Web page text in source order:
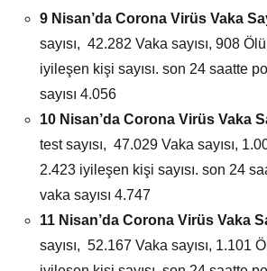
9 Nisan’da Corona Virüs Vaka
sayısı, 42.282 Vaka sayısı, 908
iyileşen kişi sayısı. son 24 saatte
sayısı 4.056
10 Nisan’da Corona Virüs Vaka
test sayısı, 47.029 Vaka sayısı,
2.423 iyileşen kişi sayısı. son 24
vaka sayısı 4.747
11 Nisan’da Corona Virüs Vaka
sayısı, 52.167 Vaka sayısı, 1.101